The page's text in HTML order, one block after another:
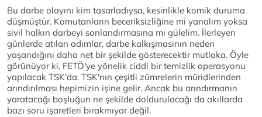
Bu darbe olayını kim tasarladıysa, kesinlikle komik duruma
düşmüştür. Komutanların beceriksizliğine mi yanalım yoksa
sivil halkın darbeyi sonlandırmasına mı gülelim. İlerleyen
günlerde atılan adımlar, darbe kalkışmasının neden
yaşandığını daha net bir şekilde gösterecektir mutlaka. Öyle
görünüyor ki, FETÖ'ye yönelik ciddi bir temizlik operasyonu
yapılacak TSK'da. TSK'nın çeşitli zümrelerin müridlerinden
arındırılması hepimizin işine gelir. Ancak bu arındırmanın
yaratacağı boşluğun ne şekilde doldurulacağı da akıllarda
bazı soru işaretleri bırakmıyor değil.